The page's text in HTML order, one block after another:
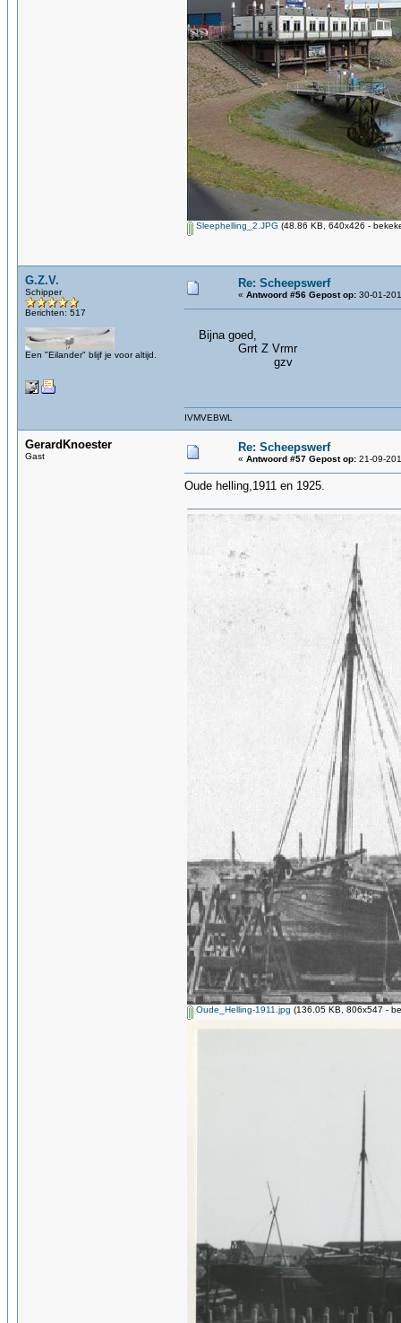
Sleephelling_2.JPG (48.86 KB, 640x426 -
G.Z.V.
Schipper
Berichten: 517
Een "Eilander" blijf je voor altijd.
Re: Scheepswerf
« Antwoord #56 Gepost op: 30-01-
Bijna goed,
Grrt Z Vrmr
gzv
IVMVEBWL
GerardKnoester
Gast
Re: Scheepswerf
« Antwoord #57 Gepost op: 21-09-
Oude helling,1911 en 1925.
Oude_Helling-1911.jpg (136.05 KB, 806x547 -